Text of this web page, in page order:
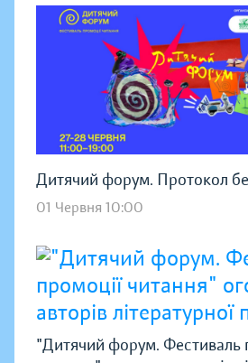
Дитячий форум. Протокол
01 Червня 10:00
"Дитячий форум. Фестиваль